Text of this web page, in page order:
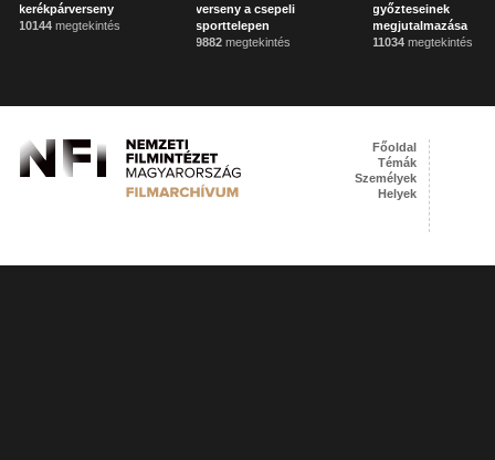
kerékpárverseny
10144 megtekintés
verseny a csepeli
sporttelepen
9882 megtekintés
győzteseinek
megjutalmazása
11034 megtekintés
Főoldal
Témák
Személyek
Helyek